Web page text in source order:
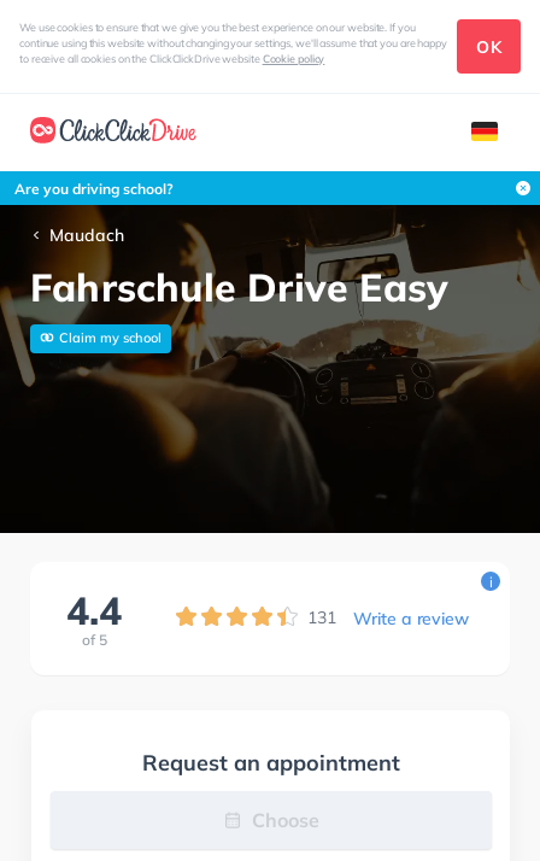
We use cookies to ensure that we give you the best experience on our website. If you
continue using this website without changing your settings, we'll assume that you are happy
to receive all cookies on the ClickClickDrive websiteCookie policy
OK
Are you driving school?
Maudach
Fahrschule Drive Easy
Claim my school
4.4
of 5
131 Write a review
i
Request an appointment
Choose